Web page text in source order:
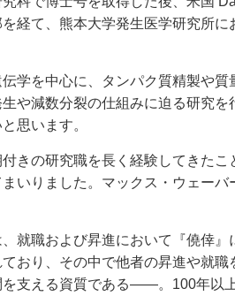
経て、熊本大学発生医学研究所
学を中心に、タンパク質精製や
や減数分裂の仕組みに迫る研究
思います。
きの研究職を長く経験してきた
いりました。マックス・ウェーバ
、就職および昇進において『僥倖
おり、その中で他者の昇進や就
支える資質である——。100年以